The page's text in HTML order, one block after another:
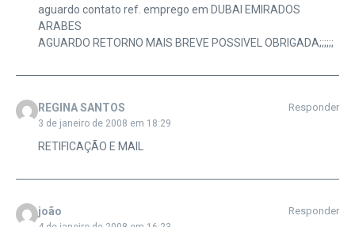
aguardo contato ref. emprego em DUBAI EMIRADOS
ARABES
AGUARDO RETORNO MAIS BREVE POSSIVEL OBRIGADA;;;;;;
REGINA SANTOS
3 de janeiro de 2008 em 18:29
Responder
RETIFICAÇÃO E MAIL
joão Responder